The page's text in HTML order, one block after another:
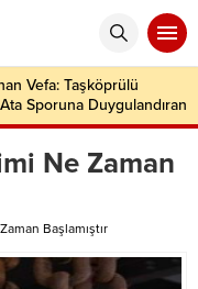
Vefa: Taşköprülü
Sporuna Duygulandıran
Ne Zaman
Başlamıştır